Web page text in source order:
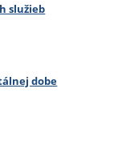
služieb
dobe